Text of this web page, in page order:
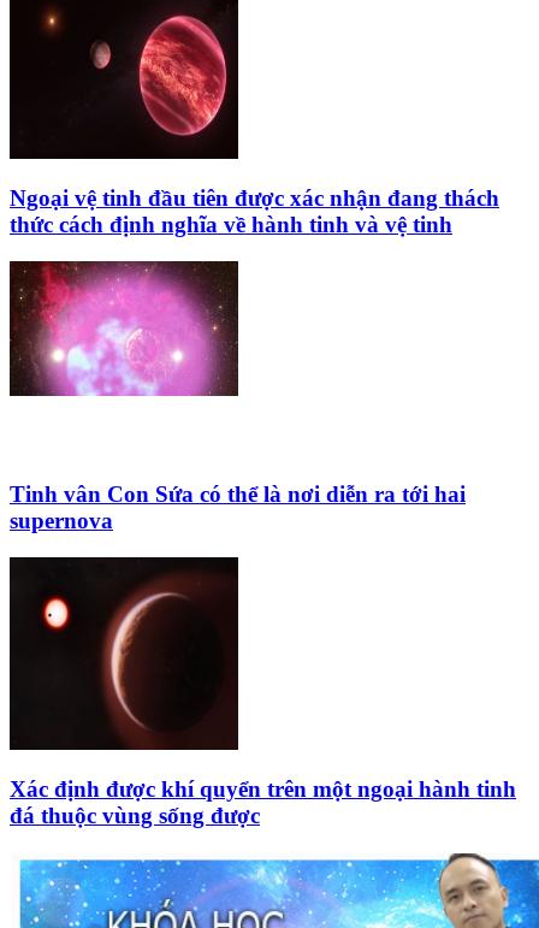
Ngoại vệ tinh đầu tiên được xác nhận đang thách
thức cách định nghĩa về hành tinh và vệ tinh
Tinh vân Con Sứa có thể là nơi diễn ra tới hai
supernova
Xác định được khí quyển trên một ngoại hành tinh
đá thuộc vùng sống được